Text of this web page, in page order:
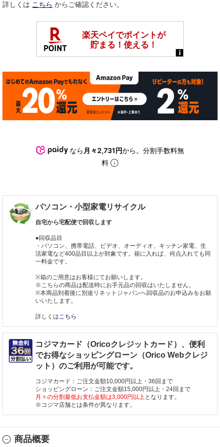
詳しくは こちら からご確認ください。
なら 月々2,731円から。分割手数料無
料
パソコン・小型家電リサイクル
自宅から宅配便で回収します
●回収品目
・パソコン、携帯電話、ビデオ、オーディオ、キッチン家電、生
活家電など400品目以上が対象です。箱に入れば、何点入れても同
一料金です。
※箱のご用意はお客様にてお願いします。
※こちらの商品は配送時にお手元品の回収はいたしません。
※本商品到着後に別途リネットジャパンへ回収品のお申込みをお願
いいたします。
詳しくはこちら
コジマカード（Oricoクレジットカード）、便利
でお得なショッピングローン（Orico Webクレジ
ット）のご利用が可能です。
コジマカード：ご注文金額10,000円以上・36回まで
ショッピングローン：ご注文金額15,000円以上・24回まで
月々の分割最低お支払金額は3,000円以上となります。
※コジマ店舗とは条件が異なります。
商品概要